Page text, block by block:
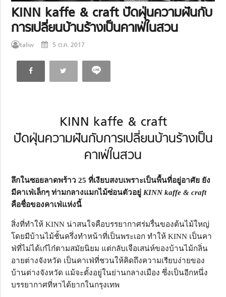
KINN kaffe & craft ปัดฝุ่นความฝันกับ
การเปลี่ยนบ้านร้างเป็นคาเฟ่ในสวน
taliw 5 ต.ค. 2017
KINN kaffe & craft
ปัดฝุ่นความฝันกับการเปลี่ยนบ้านร้างเป็น
คาเฟ่ในสวน
ลึกในซอยลาดพร้าว 25 ที่เงียบสงบเพราะเป็นพื้นที่อยู่อาศัย ยัง
มีคาเฟ่เล็กๆ ท่ามกลางแมกไม้ซ่อนตัวอยู่ KINN kaffe & craft
คือชื่อของคาเฟ่แห่งนี้
สิ่งที่ทำให้ KINN น่าสนใจคือบรรยากาศร่มรื่นของต้นไม้ใหญ่
โดยมีบ้านไม้ชั้นครึ่งทำหน้าที่เป็นพระเอก ทำให้ KINN เป็นคา
ฟ่ที่ไม่ได้เก๋ไก๋ตามสมัยนิยม แต่กลับเจือเสน่ห์ของบ้านไม้กลิ่น
อายต่างจังหวัด เป็นคาเฟ่ที่ชวนให้คิดถึงความเรียบง่ายของ
บ้านต่างจังหวัด แม้จะตั้งอยู่ในย่านกลางเมือง ซึ่งเป็นอีกหนึ่ง
บรรยากาศที่หาได้ยากในกรุงเทพ